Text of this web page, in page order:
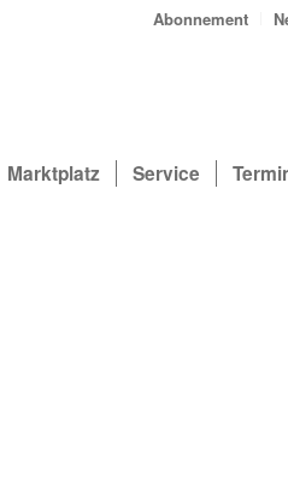
Abonnement
Marktplatz Service